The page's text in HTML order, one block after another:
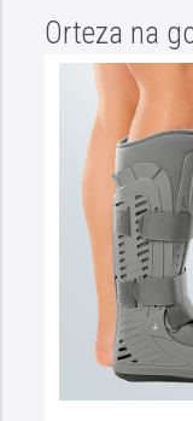
Orteza na